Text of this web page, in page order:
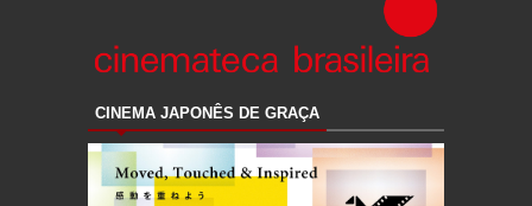
CINEMA JAPONÊS DE GRAÇA